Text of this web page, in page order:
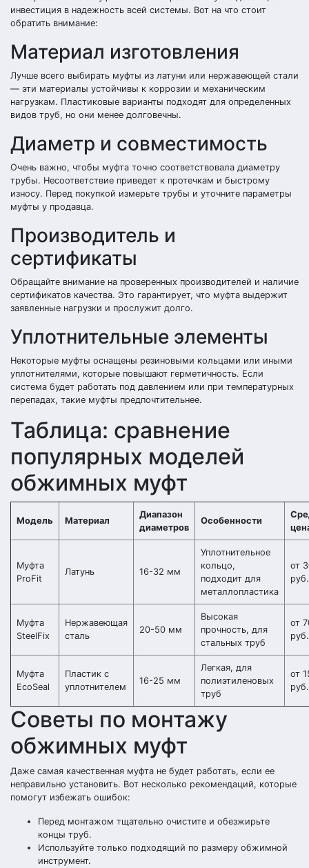
инвестиция в надежность всей системы. Вот на что стоит
обратить внимание:
Материал изготовления
Лучше всего выбирать муфты из латуни или нержавеющей стали
— эти материалы устойчивы к коррозии и механическим
нагрузкам. Пластиковые варианты подходят для определенных
видов труб, но они менее долговечны.
Диаметр и совместимость
Очень важно, чтобы муфта точно соответствовала диаметру
трубы. Несоответствие приведет к протечкам и быстрому
износу. Перед покупкой измерьте трубы и уточните параметры
муфты у продавца.
Производитель и
сертификаты
Обращайте внимание на проверенных производителей и наличие
сертификатов качества. Это гарантирует, что муфта выдержит
заявленные нагрузки и прослужит долго.
Уплотнительные элементы
Некоторые муфты оснащены резиновыми кольцами или иными
уплотнителями, которые повышают герметичность. Если
система будет работать под давлением или при температурных
перепадах, такие муфты предпочтительнее.
Таблица: сравнение
популярных моделей
обжимных муфт
Модель Материал
Диапазон
диаметров
Особенности
Муфта
ProFit
Латунь 16-32 мм
Уплотнительное
кольцо,
подходит для
металлопластика
от
руб.
Муфта
SteelFix
Нержавеющая
сталь
20-50 мм
Высокая
прочность, для
стальных труб
от
руб.
Муфта
EcoSeal
Пластик с
уплотнителем
16-25 мм
Легкая, для
полиэтиленовых
труб
от
руб.
Советы по монтажу
обжимных муфт
Даже самая качественная муфта не будет работать, если ее
неправильно установить. Вот несколько рекомендаций, которые
помогут избежать ошибок:
Перед монтажом тщательно очистите и обезжирьте
концы труб.
Используйте только подходящий по размеру обжимной
инструмент.